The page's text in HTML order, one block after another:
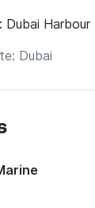
Dubai Harbour